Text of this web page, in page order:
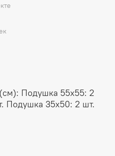
Подушка 55x55: 2
Подушка 35x50: 2 шт.